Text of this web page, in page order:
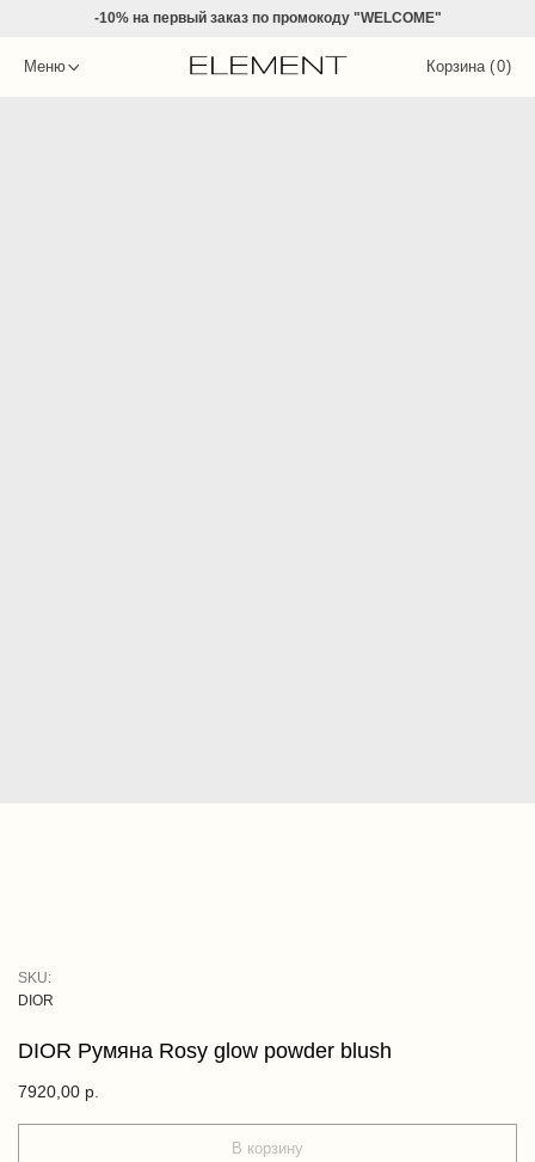
-10% напервый заказ по промокоду "WELCOME"
Корзина (
Меню )
0
DIOR Румяна Rosy glow powder blush
DIOR
SKU:
7920,00 р.
В корзину